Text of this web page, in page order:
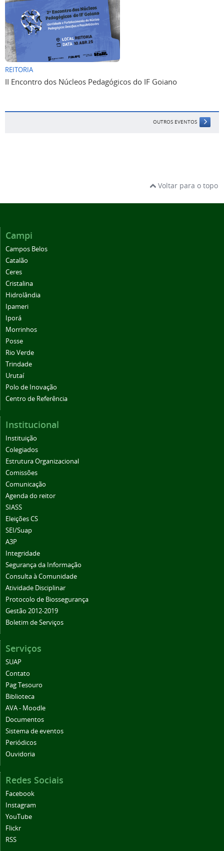
REITORIA
II Encontro dos Núcleos Pedagógicos do IF Goiano
OUTROS EVENTOS
Voltar para o topo
Campi
Campos Belos
Catalão
Ceres
Cristalina
Hidrolândia
Ipameri
Iporá
Morrinhos
Posse
Rio Verde
Trindade
Urutaí
Polo de Inovação
Centro de Referência
Institucional
Instituição
Colegiados
Estrutura Organizacional
Comissões
Comunicação
Agenda do reitor
SIASS
Eleições CS
SEI/Suap
A3P
Integridade
Segurança da Informação
Consulta à Comunidade
Atividade Disciplinar
Protocolo de Biossegurança
Gestão 2012-2019
Boletim de Serviços
Serviços
SUAP
Contato
Pag Tesouro
Biblioteca
AVA - Moodle
Documentos
Sistema de eventos
Periódicos
Ouvidoria
Redes Sociais
Facebook
Instagram
YouTube
Flickr
RSS